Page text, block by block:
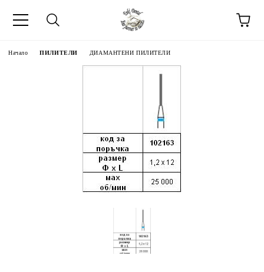
Начало ПИЛИТЕЛИ ДИАМАНТЕНИ ПИЛИТЕЛИ